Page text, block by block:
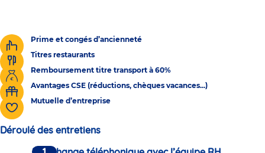
Prime et congés d’ancienneté
Titres restaurants
Remboursement titre transport à 60%
Avantages CSE (réductions, chèques vacances...)
Mutuelle d’entreprise
Déroulé des entretiens